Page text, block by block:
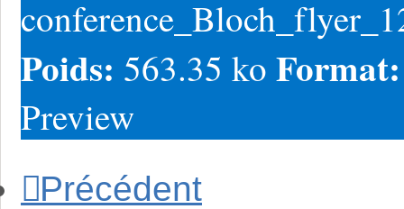
Poids: 563.35 ko
Preview
Précédent